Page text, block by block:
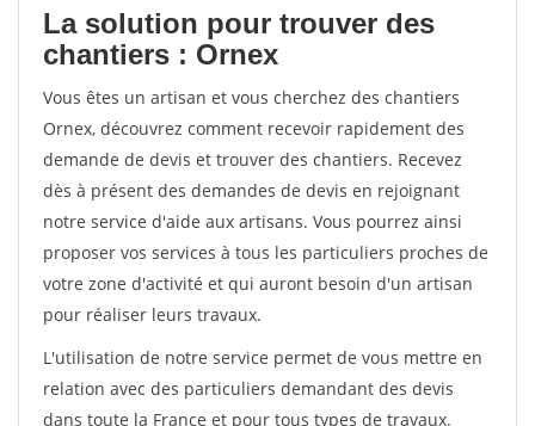
La solution pour trouver des
chantiers : Ornex
Vous êtes un artisan et vous cherchez des chantiers
Ornex, découvrez comment recevoir rapidement des
demande de devis et trouver des chantiers. Recevez
dès à présent des demandes de devis en rejoignant
notre service d'aide aux artisans. Vous pourrez ainsi
proposer vos services à tous les particuliers proches de
votre zone d'activité et qui auront besoin d'un artisan
pour réaliser leurs travaux.
L'utilisation de notre service permet de vous mettre en
relation avec des particuliers demandant des devis
dans toute la France et pour tous types de travaux.